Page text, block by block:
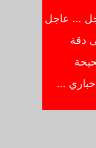
… عاجل
دقة
…